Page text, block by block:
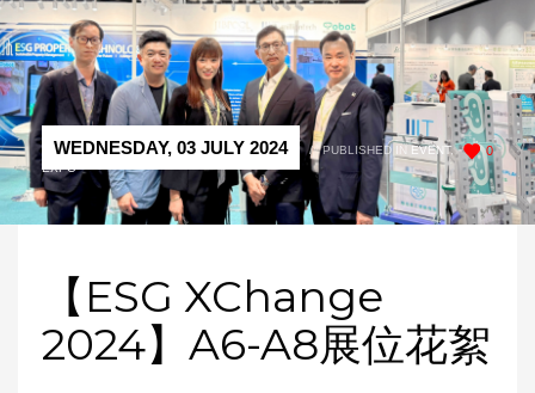
0
WEDNESDAY, 03 JULY 2024 / PUBLISHED IN EVENT,
EXPO
【ESG XChange
2024】A6-A8展位花絮